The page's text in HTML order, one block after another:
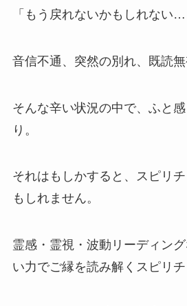
「もう戻れないかもしれない
音信不通、突然の別れ、既読無
そんな辛い状況の中で、ふと
り。
それはもしかすると、スピリ
もしれません。
霊感・霊視・波動リーディン
い力でご縁を読み解くスピリチ